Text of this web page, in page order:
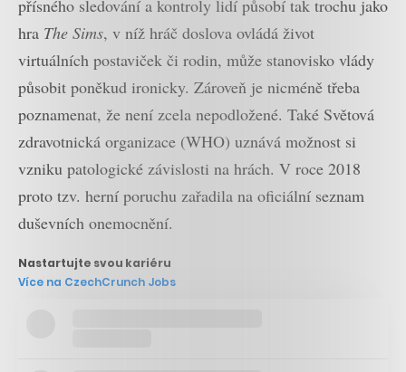
přísného sledování a kontroly lidí působí tak trochu jako
hra The Sims, v níž hráč doslova ovládá život
virtuálních postaviček či rodin, může stanovisko vlády
působit poněkud ironicky. Zároveň je nicméně třeba
poznamenat, že není zcela nepodložené. Také Světová
zdravotnická organizace (WHO) uznává možnost si
vzniku patologické závislosti na hrách. V roce 2018
proto tzv. herní poruchu zařadila na oficiální seznam
duševních onemocnění.
Nastartujte svou kariéru
Více na CzechCrunch Jobs